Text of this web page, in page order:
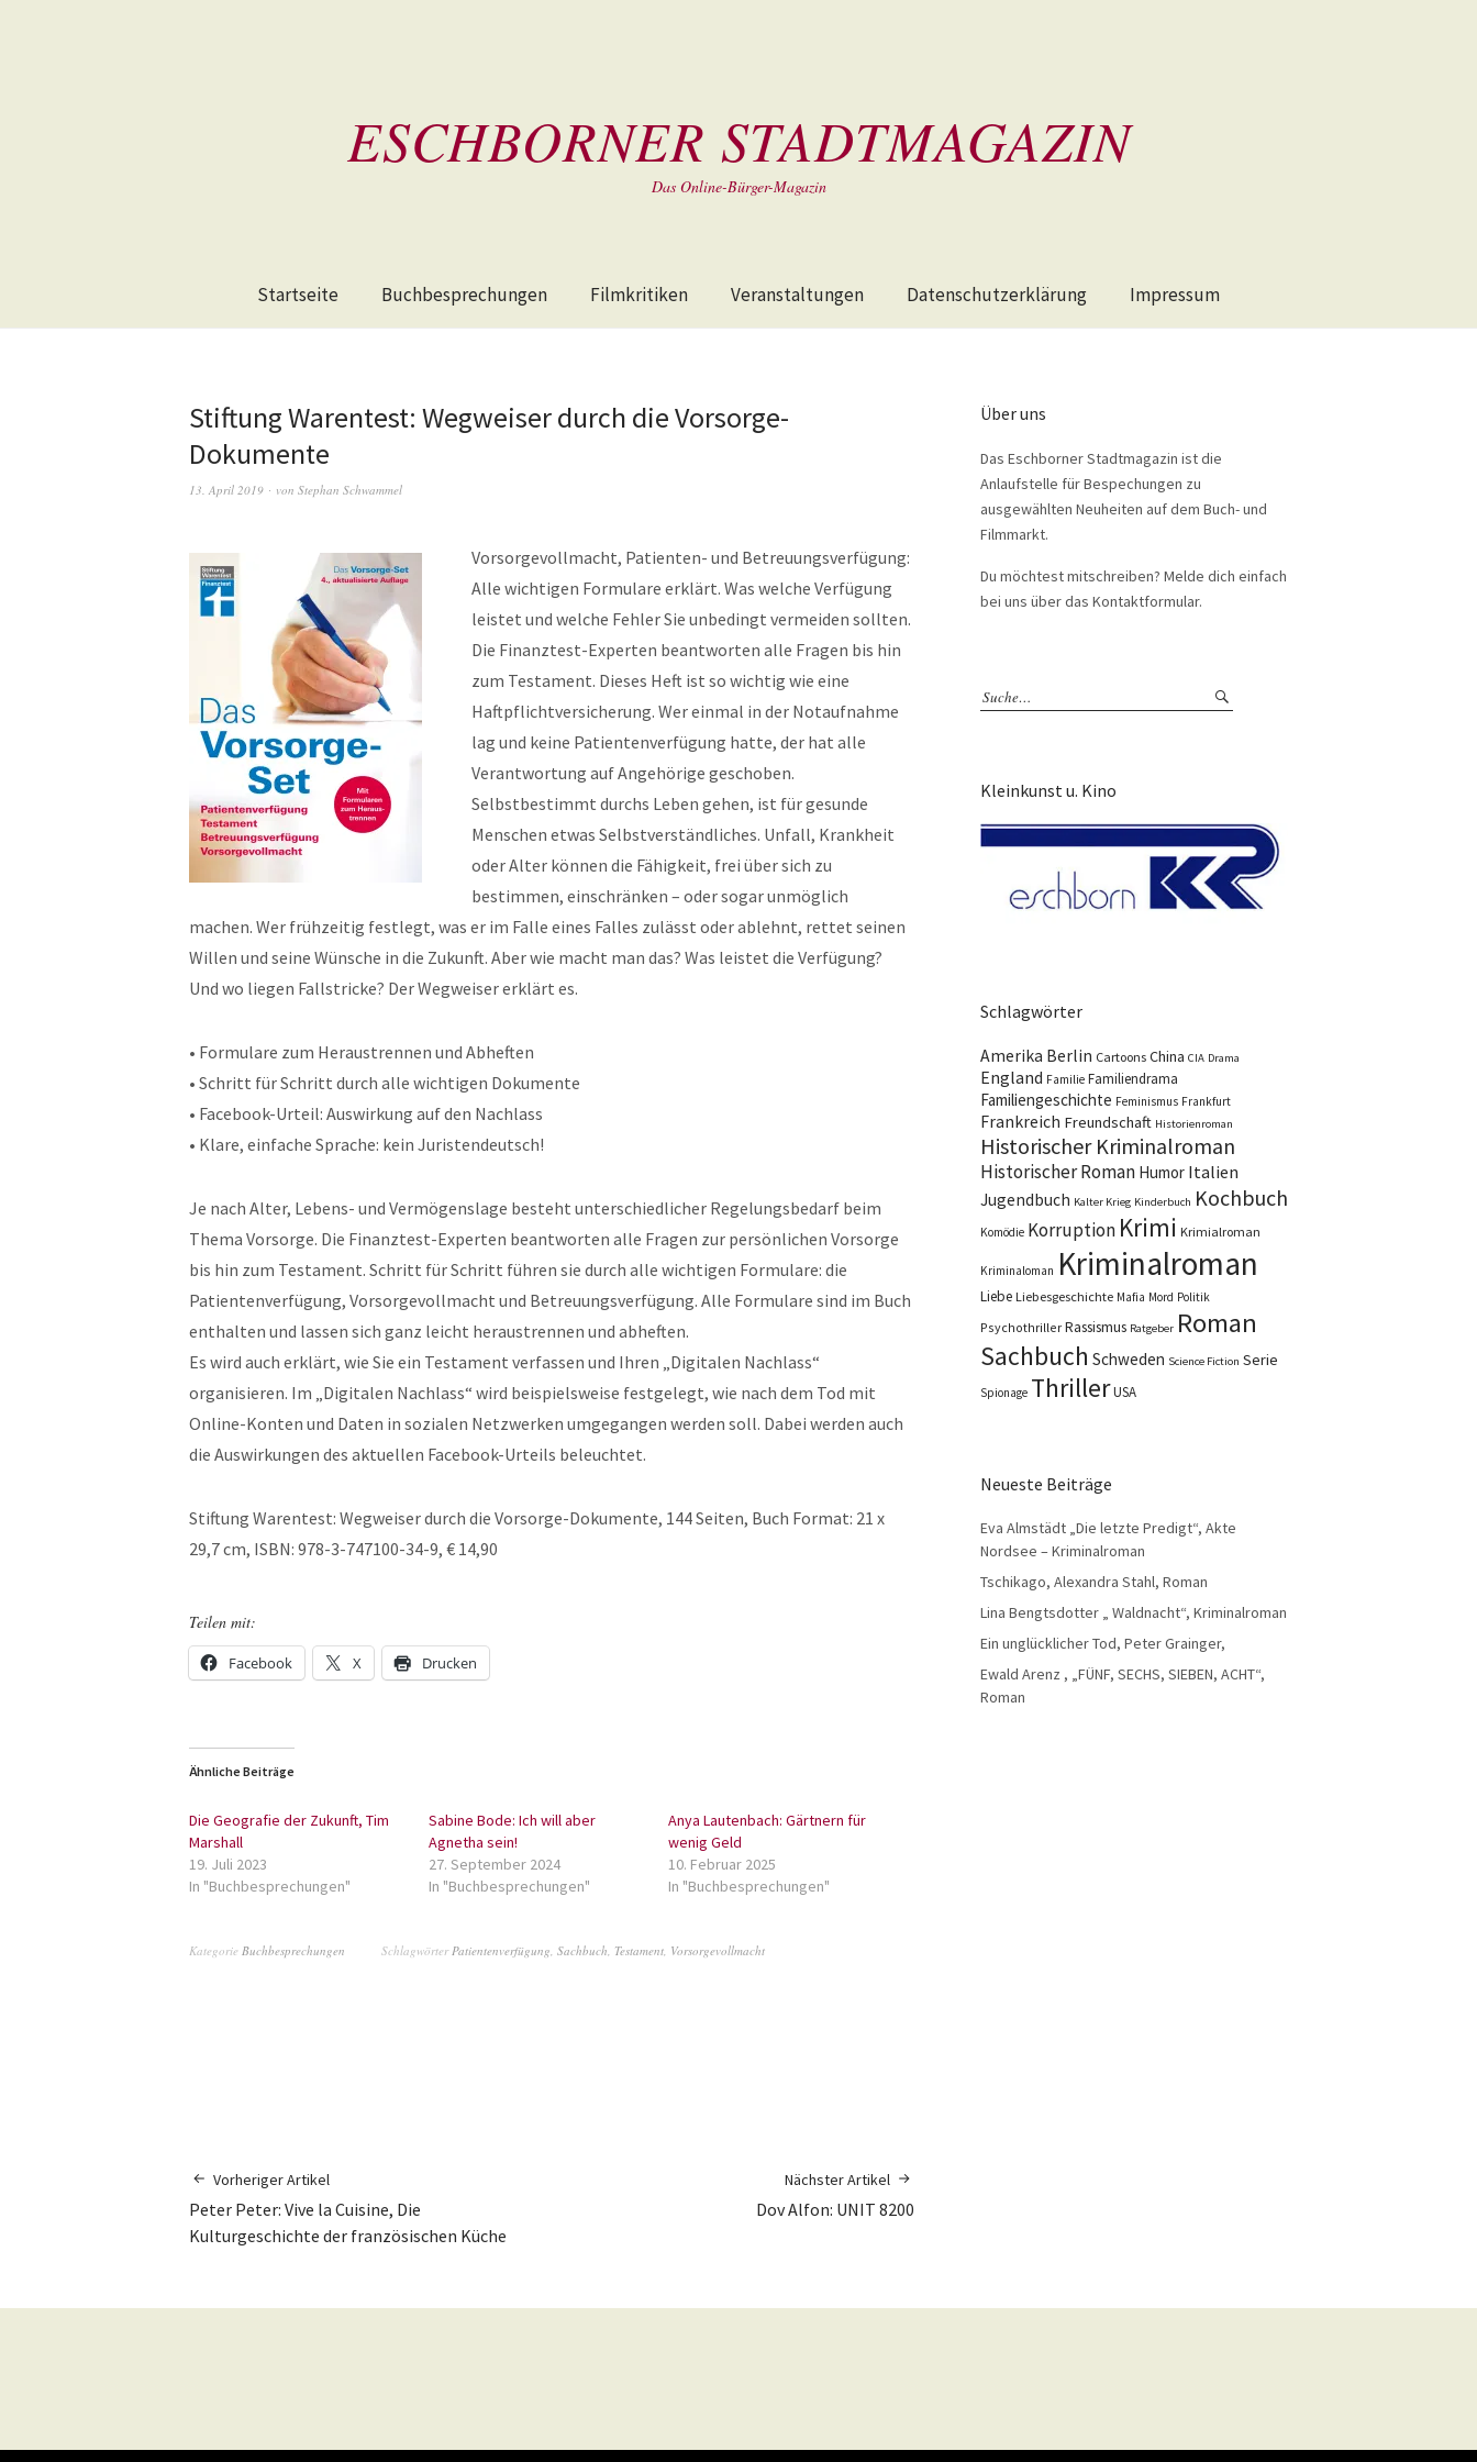
ESCHBORNER STADTMAGAZIN
Das Online-Bürger-Magazin
Startseite Buchbesprechungen Filmkritiken Veranstaltungen Datenschutzerklärung Impressum
Stiftung Warentest: Wegweiser durch die Vorsorge-
Dokumente
13. April 2019 von Stephan Schwammel
Vorsorgevollmacht, Patienten- und Betreuungsverfügung:
Alle wichtigen Formulare erklärt. Was welche Verfügung
leistet und welche Fehler Sie unbedingt vermeiden sollten.
Die Finanztest-Experten beantworten alle Fragen bis hin
zum Testament. Dieses Heft ist so wichtig wie eine
Haftpflichtversicherung. Wer einmal in der Notaufnahme
lag und keine Patientenverfügung hatte, der hat alle
Verantwortung auf Angehörige geschoben.
Selbstbestimmt durchs Leben gehen, ist für gesunde
Menschen etwas Selbstverständliches. Unfall, Krankheit
oder Alter können die Fähigkeit, frei über sich zu
bestimmen, einschränken – oder sogar unmöglich
machen. Wer frühzeitig festlegt, was er im Falle eines Falles zulässt oder ablehnt, rettet seinen
Willen und seine Wünsche in die Zukunft. Aber wie macht man das? Was leistet die Verfügung?
Und wo liegen Fallstricke? Der Wegweiser erklärt es.
• Formulare zum Heraustrennen und Abheften
• Schritt für Schritt durch alle wichtigen Dokumente
• Facebook-Urteil: Auswirkung auf den Nachlass
• Klare, einfache Sprache: kein Juristendeutsch!
Je nach Alter, Lebens- und Vermögenslage besteht unterschiedlicher Regelungsbedarf beim
Thema Vorsorge. Die Finanztest-Experten beantworten alle Fragen zur persönlichen Vorsorge
bis hin zum Testament. Schritt für Schritt führen sie durch alle wichtigen Formulare: die
Patientenverfügung, Vorsorgevollmacht und Betreuungsverfügung. Alle Formulare sind im Buch
enthalten und lassen sich ganz leicht heraustrennen und abheften.
Es wird auch erklärt, wie Sie ein Testament verfassen und Ihren „Digitalen Nachlass“
organisieren. Im „Digitalen Nachlass“ wird beispielsweise festgelegt, wie nach dem Tod mit
Online-Konten und Daten in sozialen Netzwerken umgegangen werden soll. Dabei werden auch
die Auswirkungen des aktuellen Facebook-Urteils beleuchtet.
Stiftung Warentest: Wegweiser durch die Vorsorge-Dokumente, 144 Seiten, Buch Format: 21 x
29,7 cm, ISBN: 978-3-747100-34-9, € 14,90
Teilen mit:
Facebook X Drucken
Ähnliche Beiträge
Die Geografie der Zukunft, Tim
Marshall
19. Juli 2023
In "Buchbesprechungen"
Sabine Bode: Ich will aber
Agnetha sein!
27. September 2024
In "Buchbesprechungen"
Anya Lautenbach: Gärtnern für
wenig Geld
10. Februar 2025
In "Buchbesprechungen"
Kategorie Buchbesprechungen SchlagwörterPatientenverfügung, Sachbuch, Testament, Vorsorgevollmacht
Vorheriger Artikel
Peter Peter: Vive la Cuisine, Die
Kulturgeschichte der französischen Küche
Nächster Artikel
Dov Alfon: UNIT 8200
Über uns
Das Eschborner Stadtmagazin ist die
Anlaufstelle für Bespechungen zu
ausgewählten Neuheiten auf dem Buch- und
Filmmarkt.
Du möchtest mitschreiben? Melde dich einfach
bei uns über das Kontaktformular.
Kleinkunst u. Kino
Schlagwörter
Amerika Berlin Cartoons China CIA Drama
England Familie Familiendrama
Familiengeschichte Feminismus Frankfurt
Frankreich Freundschaft Historienroman
Historischer Kriminalroman
Historischer Roman Humor Italien
Jugendbuch Kalter Krieg Kinderbuch Kochbuch
Komödie Korruption Krimi Krimialroman
Kriminaloman Kriminalroman
Liebe Liebesgeschichte Mafia Mord Politik
Psychothriller Rassismus Ratgeber Roman
Sachbuch Schweden Science Fiction Serie
Spionage ThrillerUSA
Neueste Beiträge
Eva Almstädt „Die letzte Predigt“, Akte
Nordsee – Kriminalroman
Tschikago, Alexandra Stahl, Roman
Lina Bengtsdotter „ Waldnacht“, Kriminalroman
Ein unglücklicher Tod, Peter Grainger,
Ewald Arenz , „FÜNF, SECHS, SIEBEN, ACHT“,
Roman